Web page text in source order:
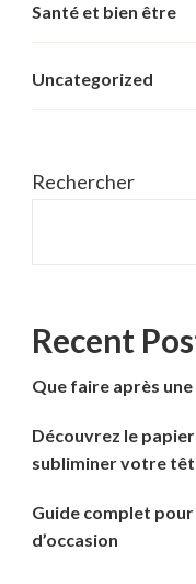
Santé et bien être
Uncategorized
Rechercher
Recent
Que faire après
Découvrez le
subliminer votre
Guide complet pour
d’occasion